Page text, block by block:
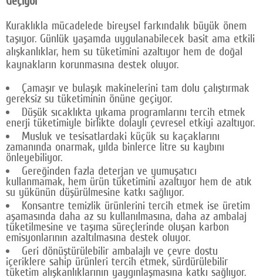
Kuraklıkla mücadelede bireysel farkındalık büyük önem
taşıyor. Günlük yaşamda uygulanabilecek basit ama etkili
alışkanlıklar, hem su tüketimini azaltıyor hem de doğal
kaynakların korunmasına destek oluyor.
Çamaşır ve bulaşık makinelerini tam dolu çalıştırmak
gereksiz su tüketiminin önüne geçiyor.
Düşük sıcaklıkta yıkama programlarını tercih etmek
enerji tüketimiyle birlikte dolaylı çevresel etkiyi azaltıyor.
Musluk ve tesisatlardaki küçük su kaçaklarını
zamanında onarmak, yılda binlerce litre su kaybını
önleyebiliyor.
Gereğinden fazla deterjan ve yumuşatıcı
kullanmamak, hem ürün tüketimini azaltıyor hem de atık
su yükünün düşürülmesine katkı sağlıyor.
Konsantre temizlik ürünlerini tercih etmek ise üretim
aşamasında daha az su kullanılmasına, daha az ambalaj
tüketilmesine ve taşıma süreçlerinde oluşan karbon
emisyonlarının azaltılmasına destek oluyor.
Geri dönüştürülebilir ambalajlı ve çevre dostu
içeriklere sahip ürünleri tercih etmek, sürdürülebilir
tüketim alışkanlıklarının yaygınlaşmasına katkı sağlıyor.